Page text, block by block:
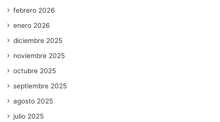
febrero 2026
enero 2026
diciembre 2025
noviembre 2025
octubre 2025
septiembre 2025
agosto 2025
julio 2025